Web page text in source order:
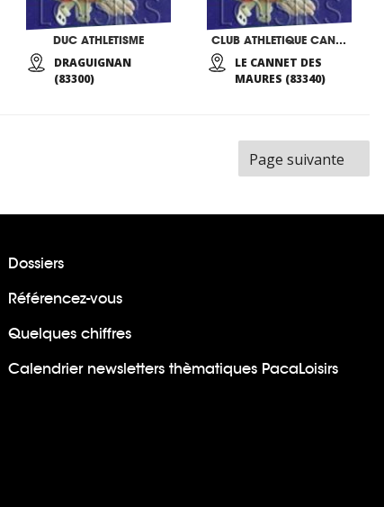
DUC ATHLETISME
DRAGUIGNAN
(83300)
CLUB ATHLETIQUE CANNETOIS
LE CANNET DES
MAURES (83340)
Page suivante
Dossiers
Référencez-vous
Quelques chiffres
Calendrier newsletters thèmatiques PacaLoisirs